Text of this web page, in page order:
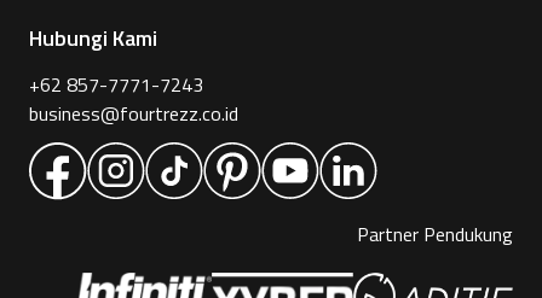
Hubungi Kami
+62 857-7771-7243
business@fourtrezz.co.id
Partner Pendukung